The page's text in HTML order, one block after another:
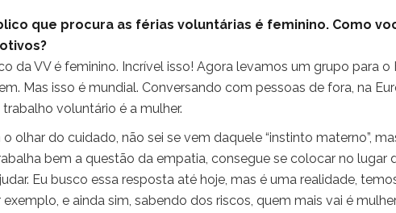
que procura as férias voluntárias é feminino. Como
da VV é feminino. Incrível isso! Agora levamos um grupo para o
Mas isso é mundial. Conversando com pessoas de fora, na
voluntário é a mulher.
olhar do cuidado, não sei se vem daquele “instinto materno”,
bem a questão da empatia, consegue se colocar no lugar
Eu busco essa resposta até hoje, mas é uma realidade,
e ainda sim, sabendo dos riscos, quem mais vai é